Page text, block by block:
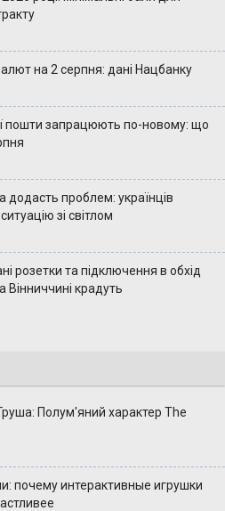
на 2 серпня: дані Нацбанку
пошти запрацюють по-новому: що
додасть проблем: українців
зі світлом
розетки та підключення в обхід
Вінниччині крадуть
Полум'яний характер The
почему интерактивные игрушки